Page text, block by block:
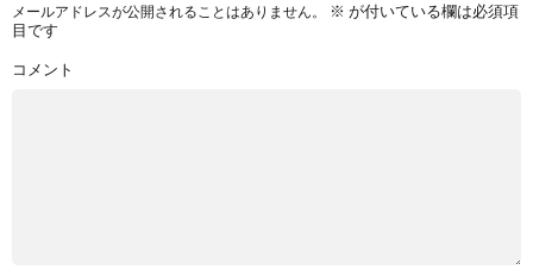
メールアドレスが公開されることはありません。 ※ が付いている欄は必須項
目です
コメント